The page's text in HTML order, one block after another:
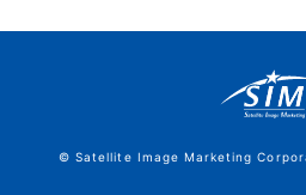
© Satellite Image Marketing